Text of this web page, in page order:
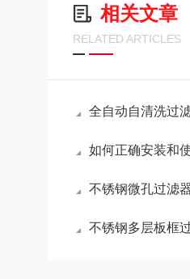
相关文章
RELATED ARTICLES
全自动自清洗过滤器的
如何正确安装和使用单
不锈钢微孔过滤器在工
不锈钢多层板框过滤器在工